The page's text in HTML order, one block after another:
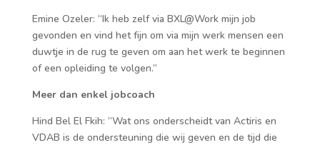
Emine Ozeler: “Ik heb zelf via BXL@Work mijn job
gevonden en vind het fijn om via mijn werk mensen een
duwtje in de rug te geven om aan het werk te beginnen
of een opleiding te volgen.”
Meer dan enkel jobcoach
Hind Bel El Fkih: “Wat ons onderscheidt van Actiris en
VDAB is de ondersteuning die wij geven en de tijd die